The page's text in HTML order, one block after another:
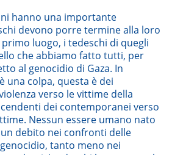
hanno una importante
devono porre termine alla loro
luogo, i tedeschi di quegli
che abbiamo fatto tutti, per
al genocidio di Gaza. In
una colpa, questa è dei
verso le vittime della
dei contemporanei verso
Nessun essere umano nato
debito nei confronti delle
tanto meno nei